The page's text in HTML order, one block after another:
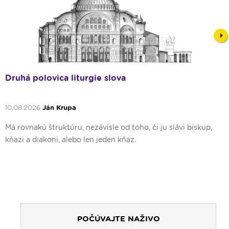
Druhá polovica liturgie slova
10.08.2026 Ján Krupa
Má rovnakú štruktúru, nezávisle od toho, či ju slávi biskup,
kňazi a diakoni, alebo len jeden kňaz.
POČÚVAJTE NAŽIVO